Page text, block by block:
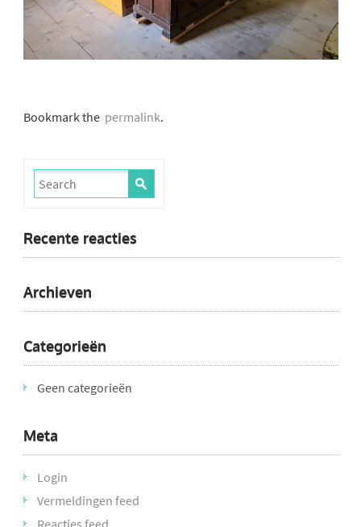
Bookmark thepermalink.
Recente reacties
Archieven
Categorieën
Geen categorieën
Meta
Login
Vermeldingen feed